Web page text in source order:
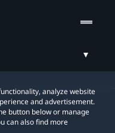
analyze website
and advertisement.
button below or manage
can also find more